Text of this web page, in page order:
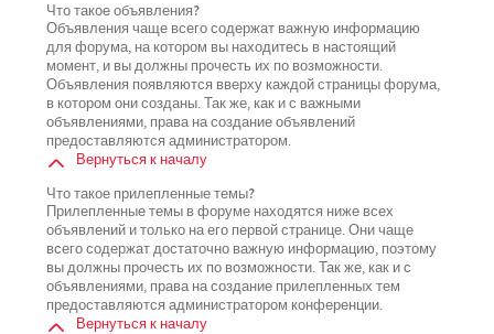
Что такое объявления?
Объявления чаще всего содержат важную информацию
для форума, на котором вы находитесь в настоящий
момент, и вы должны прочесть их по возможности.
Объявления появляются вверху каждой страницы форума,
в котором они созданы. Так же, как и с важными
объявлениями, права на создание объявлений
предоставляются администратором.
Вернуться к началу
Что такое прилепленные темы?
Прилепленные темы в форуме находятся ниже всех
объявлений и только на его первой странице. Они чаще
всего содержат достаточно важную информацию, поэтому
вы должны прочесть их по возможности. Так же, как и с
объявлениями, права на создание прилепленных тем
предоставляются администратором конференции.
Вернуться к началу